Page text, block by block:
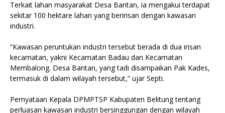
‎Terkait lahan masyarakat Desa Bantan, ia mengakui terdapat
sekitar 100 hektare lahan yang beririsan dengan kawasan
industri.
‎“Kawasan peruntukan industri tersebut berada di dua irisan
kecamatan, yakni Kecamatan Badau dan Kecamatan
Membalong. Desa Bantan, yang tadi disampaikan Pak Kades,
termasuk di dalam wilayah tersebut,” ujar Septi.
‎Pernyataan Kepala DPMPTSP Kabupaten Belitung tentang
perluasan kawasan industri bersinggungan dengan wilayah